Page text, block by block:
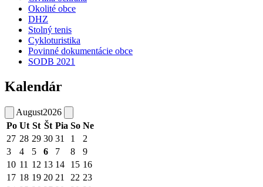
Okolité obce
DHZ
Stolný tenis
Cykloturistika
Povinné dokumentácie obce
SODB 2021
Kalendár
August2026
Po Ut St Št Pia So Ne
27 28 29 30 31 1
2
3
4 5 6 7 8
9
10 11 12 13 14 15 16
17 18 19 20 21 22 23